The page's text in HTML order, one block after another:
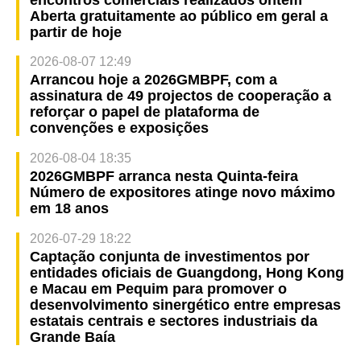
Aberta gratuitamente ao público em geral a
partir de hoje
2026-08-07 12:49
Arrancou hoje a 2026GMBPF, com a
assinatura de 49 projectos de cooperação a
reforçar o papel de plataforma de
convenções e exposições
2026-08-04 18:35
2026GMBPF arranca nesta Quinta-feira
Número de expositores atinge novo máximo
em 18 anos
2026-07-29 18:22
Captação conjunta de investimentos por
entidades oficiais de Guangdong, Hong Kong
e Macau em Pequim para promover o
desenvolvimento sinergético entre empresas
estatais centrais e sectores industriais da
Grande Baía